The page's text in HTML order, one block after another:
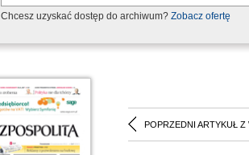
Chcesz uzyskać dostęp do archiwum? Zobacz ofertę
POPRZEDNI ARTYKUŁ Z